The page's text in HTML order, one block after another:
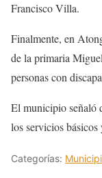
Francisco Villa.
Finalmente, en
de la primaria
personas con
El municipio señaló
los servicios
Categorías: